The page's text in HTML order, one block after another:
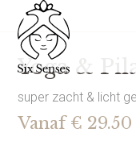
Yoga &
super zacht & licht
Vanaf € 29.50